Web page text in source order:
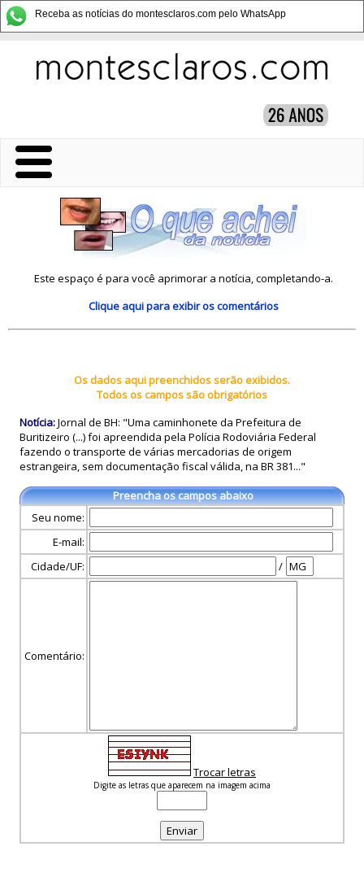
Receba as notícias do montesclaros.com pelo WhatsApp
Este espaço é para você aprimorar a notícia, completando-a.
Clique aquipara exibir os comentários
Os dados aqui preenchidos serão exibidos.
Todos os campos são obrigatórios
Notícia:Jornal de BH: "Uma caminhonete da Prefeitura de
Buritizeiro (...) foi apreendida pela Polícia Rodoviária Federal
fazendo o transporte de várias mercadorias de origem
estrangeira, sem documentação fiscal válida, na BR 381..."
Preencha os campos abaixo
Seu nome:
E-mail:
Cidade/UF:
/
Comentário:
Trocar letras
Digite as letras que aparecem na imagem acima